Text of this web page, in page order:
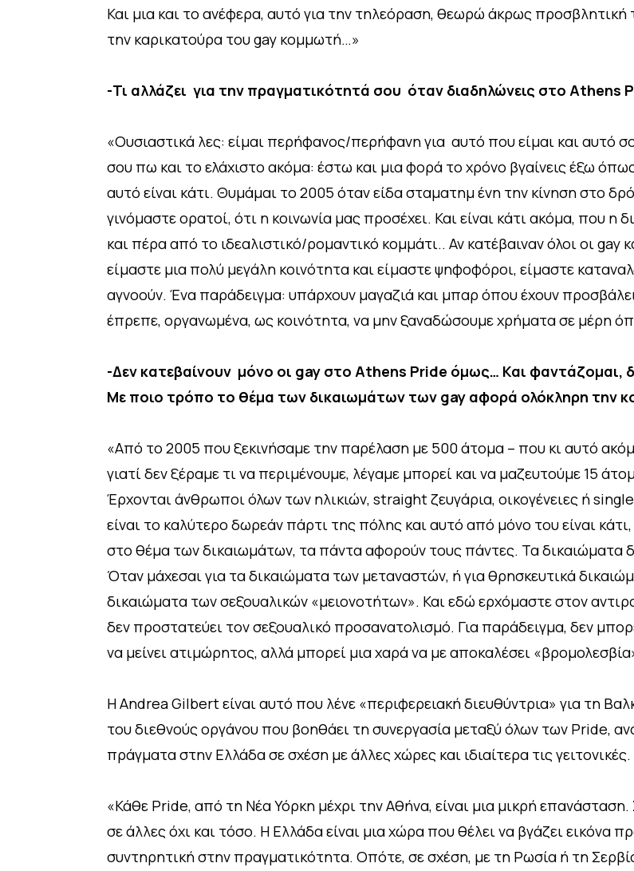
Και μια και το ανέφερα, αυτό για την τηλεόραση, θεωρώ άκρως προσβλητική
την καρικατούρα του gay κομμωτή…»
-Τι αλλάζει για την πραγματικότητά σου όταν διαδηλώνεις στο Athens
«Ουσιαστικά λες: είμαι περήφανος/περήφανη για αυτό που είμαι και αυτό
σου πω και το ελάχιστο ακόμα: έστω και μια φορά το χρόνο βγαίνεις έξω
αυτό είναι κάτι. Θυμάμαι το 2005 όταν είδα σταματημ ένη την κίνηση στο
γινόμαστε ορατοί, ότι η κοινωνία μας προσέχει. Και είναι κάτι ακόμα, που η
και πέρα από το ιδεαλιστικό/ρομαντικό κομμάτι.. Αν κατέβαιναν όλοι οι gay
είμαστε μια πολύ μεγάλη κοινότητα και είμαστε ψηφοφόροι, είμαστε
αγνοούν. Ένα παράδειγμα: υπάρχουν μαγαζιά και μπαρ όπου έχουν
έπρεπε, οργανωμένα, ως κοινότητα, να μην ξαναδώσουμε χρήματα σε μέρη
-Δεν κατεβαίνουν μόνο οι gay στο Athens Pride όμως… Και φαντάζομαι,
Με ποιο τρόπο το θέμα των δικαιωμάτων των gay αφορά ολόκληρη την
«Από το 2005 που ξεκινήσαμε την παρέλαση με 500 άτομα – που κι αυτό
γιατί δεν ξέραμε τι να περιμένουμε, λέγαμε μπορεί και να μαζευτούμε 15
Έρχονται άνθρωποι όλων των ηλικιών, straight ζευγάρια, οικογένειες ή
είναι το καλύτερο δωρεάν πάρτι της πόλης και αυτό από μόνο του είναι
στο θέμα των δικαιωμάτων, τα πάντα αφορούν τους πάντες. Τα δικαιώματα
Όταν μάχεσαι για τα δικαιώματα των μεταναστών, ή για θρησκευτικά
δικαιώματα των σεξουαλικών «μειονοτήτων». Και εδώ ερχόμαστε στον
δεν προστατεύει τον σεξουαλικό προσανατολισμό. Για παράδειγμα, δεν
να μείνει ατιμώρητος, αλλά μπορεί μια χαρά να με αποκαλέσει
Η Andrea Gilbert είναι αυτό που λένε «περιφερειακή διευθύντρια» για τη
του διεθνούς οργάνου που βοηθάει τη συνεργασία μεταξύ όλων των Pride,
πράγματα στην Ελλάδα σε σχέση με άλλες χώρες και ιδιαίτερα τις γειτονικές.
«Κάθε Pride, από τη Νέα Υόρκη μέχρι την Αθήνα, είναι μια μικρή
σε άλλες όχι και τόσο. Η Ελλάδα είναι μια χώρα που θέλει να βγάζει εικόνα
συντηρητική στην πραγματικότητα. Οπότε, σε σχέση, με τη Ρωσία ή τη